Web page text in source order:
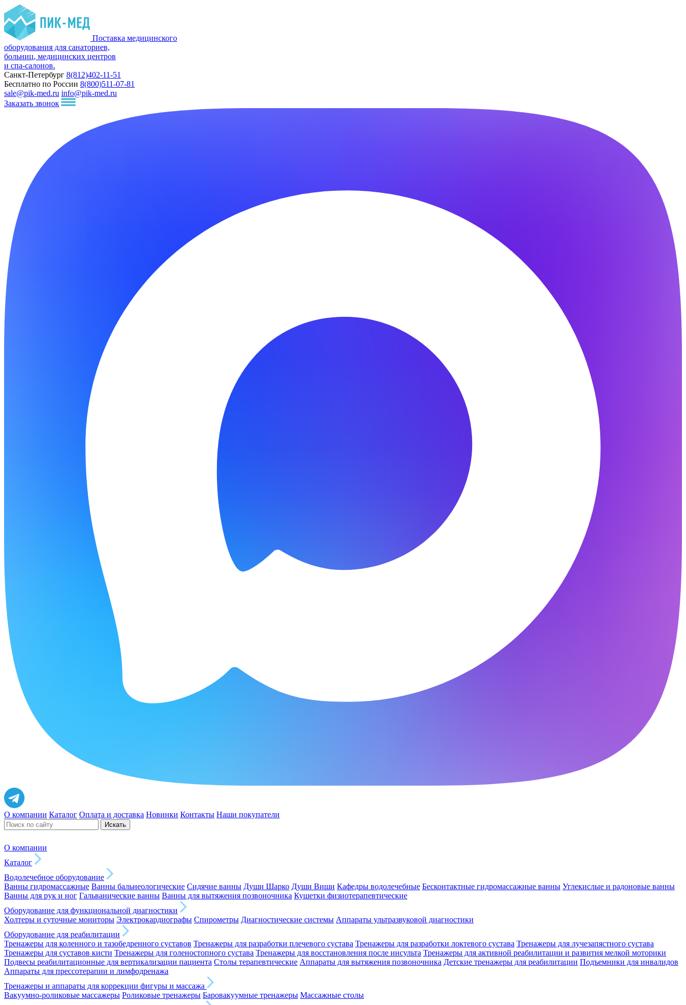
Поставка медицинского
оборудования для санаториев,
больниц, медицинских центров
и спа-салонов.
Санкт-Петербург 8(812)402-11-51
Бесплатно по России 8(800)511-07-81
sale@pik-med.ru info@pik-med.ru
Заказать звонок
О компании Каталог Оплата и доставка Новинки Контакты Наши покупатели
Искать
О компании
Каталог
Водолечебное оборудование
Ванны гидромассажные Ванны бальнеологические Сидячие ванны Души Шарко Души Виши Кафедры водолечебные Бесконтактные гидромассажные ванны Углекислые и радоновые ванны
Ванны для рук и ног Гальванические ванны Ванны для вытяжения позвоночника Кушетки физиотерапевтические
Оборудование для функциональной диагностики
Холтеры и суточные мониторы Электрокардиографы Спирометры Диагностические системы Аппараты ультразвуковой диагностики
Оборудование для реабилитации
Тренажеры для коленного и тазобедренного суставов Тренажеры для разработки плечевого сустава Тренажеры для разработки локтевого сустава Тренажеры для лучезапястного сустава
Тренажеры для суставов кисти Тренажеры для голеностопного сустава Тренажеры для восстановления после инсульта Тренажеры для активной реабилитации и развития мелкой моторики
Подвесы реабилитационные для вертикализации пациента Столы терапевтические Аппараты для вытяжения позвоночника Детские тренажеры для реабилитации Подъемники для инвалидов
Аппараты для прессотерапии и лимфодренажа
Тренажеры и аппараты для коррекции фигуры и массажа
Вакуумно-роликовые массажеры Роликовые тренажеры Баровакуумные тренажеры Массажные столы